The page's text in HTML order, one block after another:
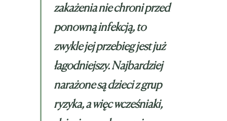
zakażenia nie chroni przed
ponowną infekcją, to
zwykle jej przebieg jest już
łagodniejszy. Najbardziej
narażone są dzieci z grup
ryzyka, a więc wcześniaki,